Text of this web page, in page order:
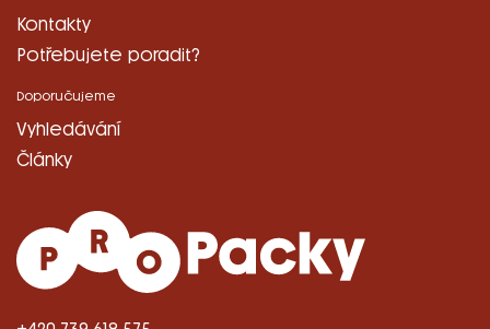
Kontakty
Potřebujete poradit?
Doporučujeme
Vyhledávání
Články